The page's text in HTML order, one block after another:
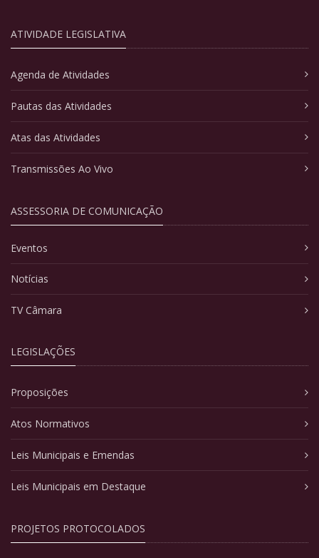
ATIVIDADE LEGISLATIVA
Agenda de Atividades
Pautas das Atividades
Atas das Atividades
Transmissões Ao Vivo
ASSESSORIA DE COMUNICAÇÃO
Eventos
Notícias
TV Câmara
LEGISLAÇÕES
Proposições
Atos Normativos
Leis Municipais e Emendas
Leis Municipais em Destaque
PROJETOS PROTOCOLADOS